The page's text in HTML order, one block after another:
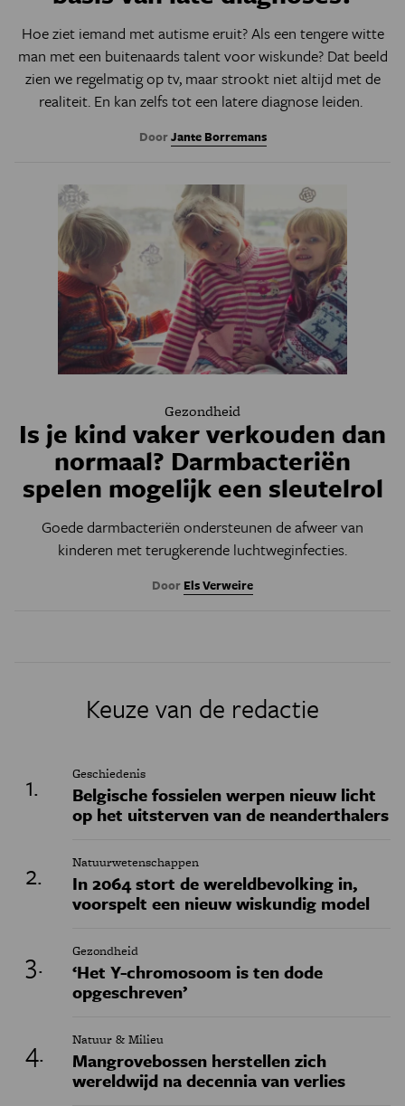
Hoe ziet iemand met autisme eruit? Als een tengere witte
man met een buitenaards talent voor wiskunde? Dat beeld
zien we regelmatig op tv, maar strookt niet altijd met de
realiteit. En kan zelfs tot een latere diagnose leiden.
DoorJante Borremans
Gezondheid
Is je kind vaker verkouden dan
normaal? Darmbacteriën
spelen mogelijk een sleutelrol
Goede darmbacteriën ondersteunen de afweer van
kinderen met terugkerende luchtweginfecties.
Door Els Verweire
Keuze van de redactie
Geschiedenis
Belgische fossielen werpen nieuw licht
op het uitsterven van de neanderthalers
Natuurwetenschappen
In 2064 stort de wereldbevolking in,
voorspelt een nieuw wiskundig model
Gezondheid
‘Het Y-chromosoom is ten dode
opgeschreven’
Natuur & Milieu
Mangrovebossen herstellen zich
wereldwijd na decennia van verlies